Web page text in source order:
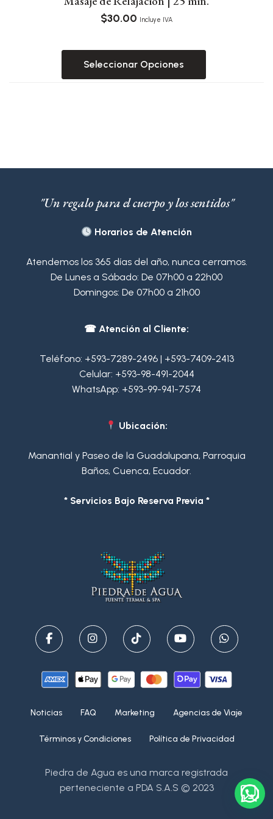
$30.00 Incluye IVA
Seleccionar Opciones
Este
elegir
la
"Un regalo para el cuerpo y los sentidos"
Horarios de Atención
Atendemos los 365 días del año, nunca cerramos.
De Lunes a Sábado: De 07h00 a 22h00
Domingos: De 07h00 a 21h00
☎ Atención al Cliente:
Teléfono: +593-7289-2496| +593-7409-2413
Celular: +593-98-491-2044
WhatsApp: +593-99-941-7574
Ubicación:
Manantial y Paseo de la Guadalupana, Parroquia
Baños, Cuenca, Ecuador.
* Servicios Bajo Reserva Previa *
Noticias FAQ Marketing Agencias de Viaje
Términos y Condiciones Política de Privacidad
Piedra de Agua es una marca registrada
perteneciente a PDA S.A.S © 2023